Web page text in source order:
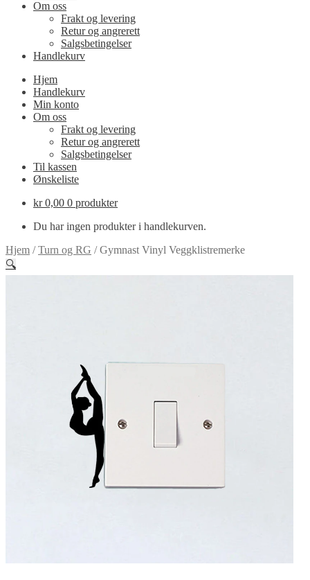
Om oss
Frakt og levering
Retur og angrerett
Salgsbetingelser
Handlekurv
Hjem
Handlekurv
Min konto
Om oss
Frakt og levering
Retur og angrerett
Salgsbetingelser
Til kassen
Ønskeliste
kr0,00 0 produkter
Du har ingen produkter i handlekurven.
Hjem /Turn og RG /Gymnast Vinyl Veggklistremerke
🔍